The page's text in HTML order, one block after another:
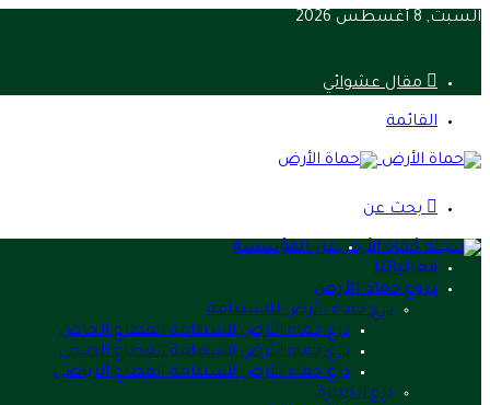
السبت, 8 أغسطس 2026
مقال عشوائي
القائمة
بحث عن
عن المؤسسة
فعالياتنا
دروع حماة الأرض
درع حماة الأرض للاستدامة
درع حماة الأرض لاستدامة القطاع الخاص
درع حماة الأرض لاستدامة القطاع الصحي
درع حماة الأرض لاستدامة القطاع الرياضي
درع الجدارة